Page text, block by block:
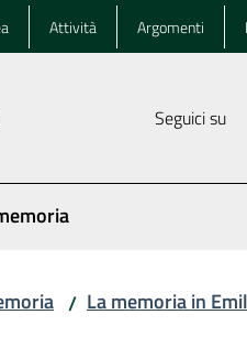
Attività Argomenti
Seguici su
/ La memoria in